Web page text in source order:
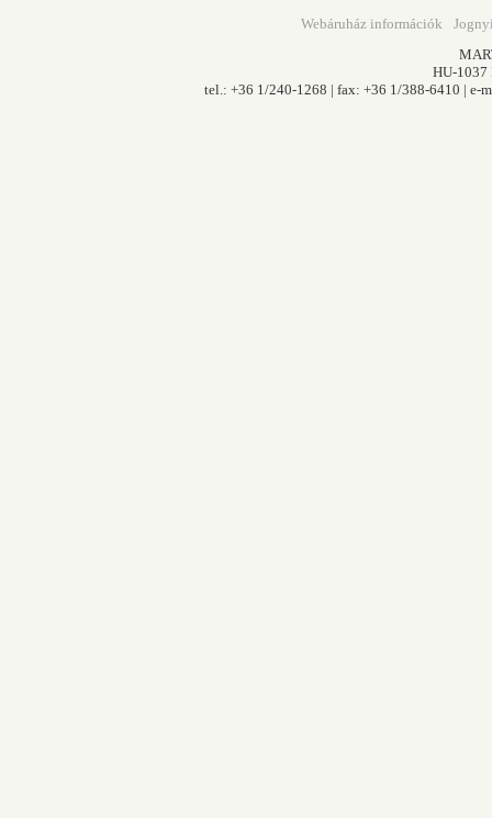
Webáruház információk
HU-1037
tel.: +36 1/240-1268 | fax: +36 1/388-6410 | e-